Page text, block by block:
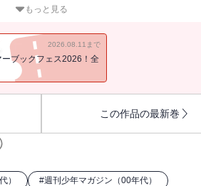
もっと見る
2026.08.11まで
ーブックフェス2026！全
この作品の最新巻
） #週刊少年マガジン（00年代）